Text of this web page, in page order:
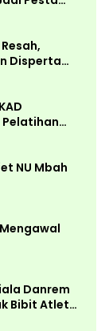
Disperta
NU Mbah
Danrem
Bibit Atlet